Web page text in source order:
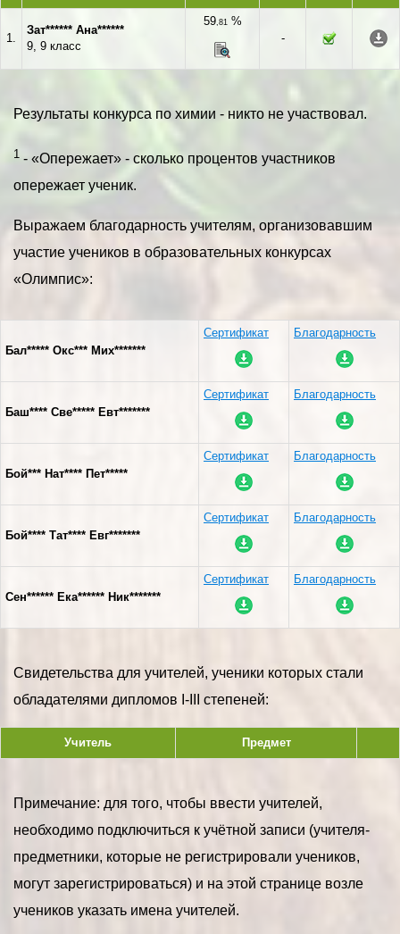
1.
Зат****** Ана******
9, 9 класс
59,81%
-
Результаты конкурса по химии - никто не участвовал.
1 - «Опережает» - сколько процентов участников
опережает ученик.
Выражаем благодарность учителям, организовавшим
участие учеников в образовательных конкурсах
«Олимпис»:
Бал***** Окс*** Мих*******
Сертификат Благодарность
Баш**** Све***** Евт*******
Сертификат Благодарность
Бой*** Нат**** Пет*****
Сертификат Благодарность
Бой**** Тат**** Евг*******
Сертификат Благодарность
Сен****** Ека****** Ник*******
Сертификат Благодарность
Свидетельства для учителей, ученики которых стали
обладателями дипломов I-III степеней:
Учитель Предмет
Примечание: для того, чтобы ввести учителей,
необходимо подключиться к учётной записи (учителя-
предметники, которые не регистрировали учеников,
могут зарегистрироваться) и на этой странице возле
учеников указать имена учителей.